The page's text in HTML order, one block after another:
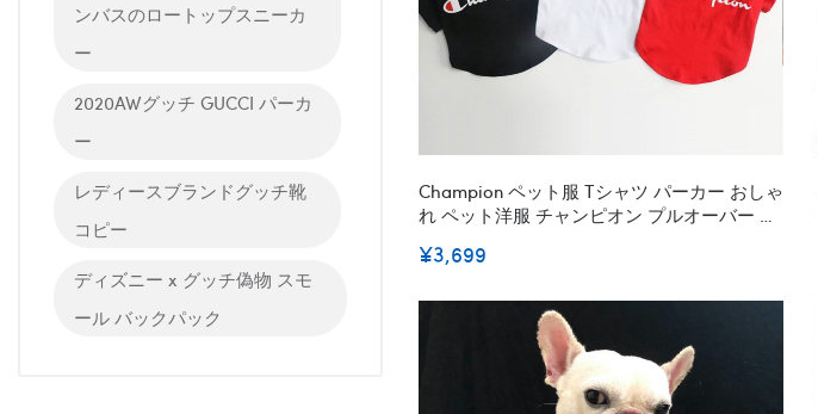
ンバスのロートップスニーカ
ー
2020AWグッチ GUCCI パーカ
ー
レディースブランドグッチ靴
コピー
ディズニー x グッチ偽物 スモ
ール バックパック
Champion ペット服 Tシャツ パーカー おしゃ
れ ペット洋服 チャンピオン プルオーバー 犬
ランド 小型犬 中型犬 通販
¥3,699